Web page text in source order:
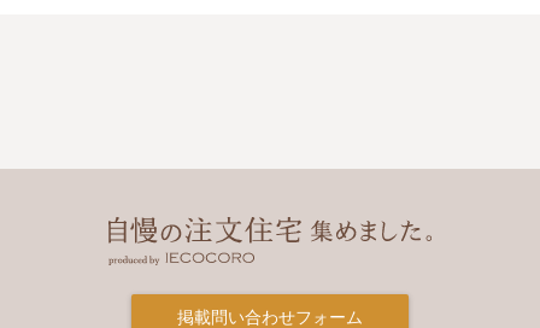
掲載問い合わせフォーム